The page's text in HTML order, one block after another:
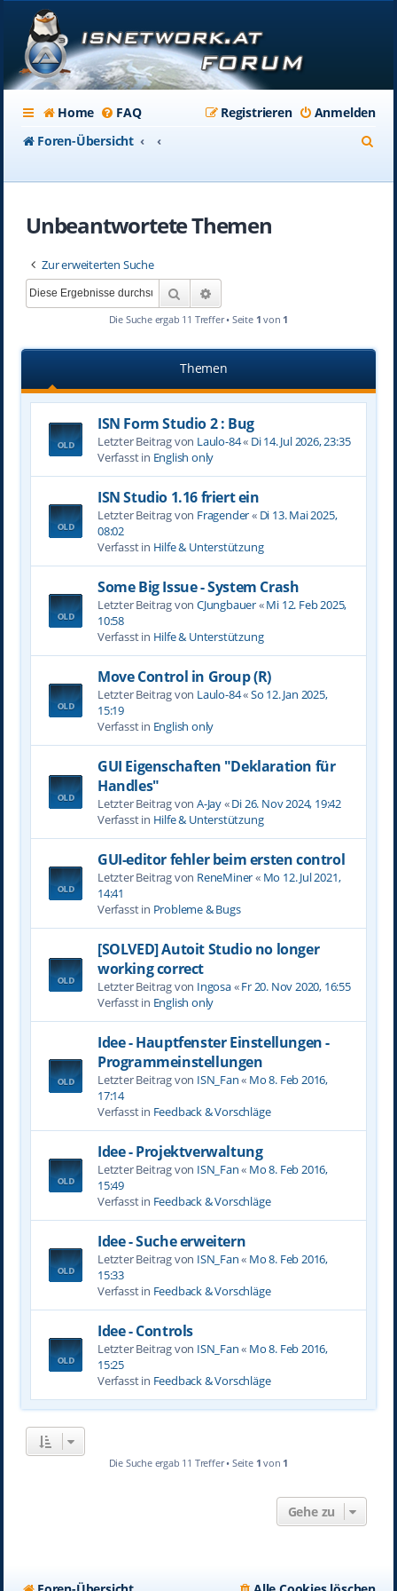
Home FAQ Anmelden
Registrieren
Foren-Übersicht
Unbeantwortete Themen
Zur erweiterten Suche
Suche
Die Suche ergab 11 Treffer • Seite 1 von 1
Themen
ISN Form Studio 2 : Bug
Letzter Beitrag von Laulo-84« Di 14. Jul 2026, 23:35
Verfasst in English only
ISN Studio 1.16 friert ein
Letzter Beitrag von Fragender« Di 13. Mai 2025,
08:02
Verfasst in Hilfe & Unterstützung
Some Big Issue - System Crash
Letzter Beitrag von CJungbauer«Mi 12. Feb 2025,
10:58
Verfasst in Hilfe & Unterstützung
Move Control in Group (R)
Letzter Beitrag von Laulo-84«So 12. Jan 2025,
15:19
Verfasst in English only
GUI Eigenschaften "Deklaration für
Handles"
Letzter Beitrag von A-Jay«Di 26. Nov 2024, 19:42
Verfasst in Hilfe & Unterstützung
GUI-editor fehler beim ersten control
Letzter Beitrag von ReneMiner« Mo 12. Jul 2021,
14:41
Verfasst in Probleme & Bugs
[SOLVED] Autoit Studio no longer
working correct
Letzter Beitrag von Ingosa«Fr 20. Nov 2020, 16:55
Verfasst in English only
Idee - Hauptfenster Einstellungen -
Programmeinstellungen
Letzter Beitrag von ISN_Fan« Mo 8. Feb 2016,
17:14
Verfasst in Feedback & Vorschläge
Idee - Projektverwaltung
Letzter Beitrag von ISN_Fan« Mo 8. Feb 2016,
15:49
Verfasst in Feedback & Vorschläge
Idee - Suche erweitern
Letzter Beitrag von ISN_Fan« Mo 8. Feb 2016,
15:33
Verfasst in Feedback & Vorschläge
Idee - Controls
Letzter Beitrag von ISN_Fan« Mo 8. Feb 2016,
15:25
Verfasst in Feedback & Vorschläge
Die Suche ergab 11 Treffer • Seite 1 von 1
Gehe zu